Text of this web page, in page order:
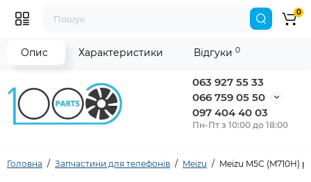
063 927 55 33
066 759 05 50
097 404 40 03
Пн-Пт з 10:00 до 18:00
0
Головна Запчастини для телефонів Meizu Meizu M5C (M710H)
Опис Характеристики Відгуки 0